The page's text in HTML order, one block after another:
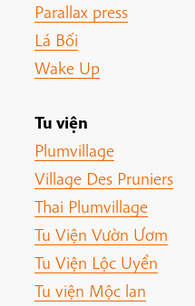
Parallax press
Lá Bối
Wake Up
Tu viện
Plumvillage
Village Des Pruniers
Thai Plumvillage
Tu Viện Vườn Ươm
Tu Viện Lộc Uyển
Tu viện Mộc lan